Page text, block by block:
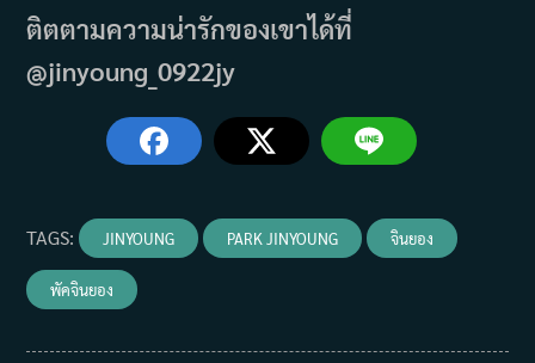
ติตตามความน่ารักของเขาได้ที่
@jinyoung_0922jy
TAGS: JINYOUNG PARK JINYOUNG จินยอง
พัคจินยอง